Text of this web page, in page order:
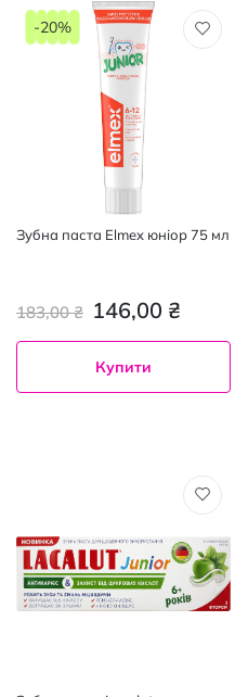
Зубна паста Elmex юніор 75 мл
146,00 ₴
183,00 ₴
-20%
Купити